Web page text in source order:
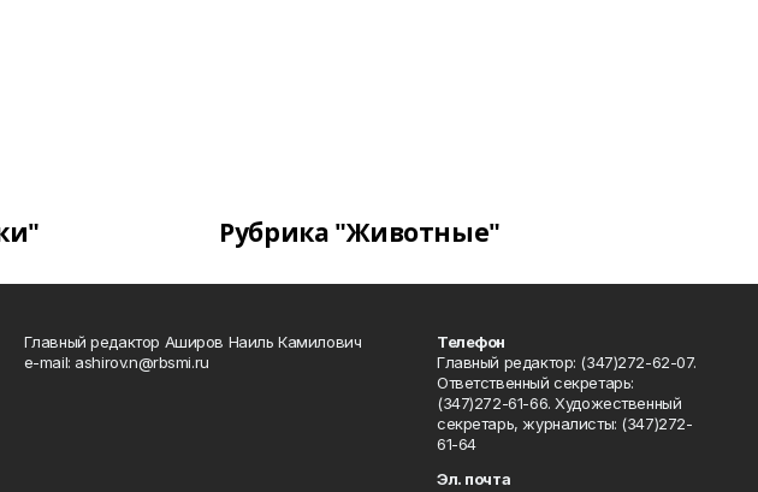
Рубрика "Животные"
Главный редактор Аширов Наиль Камилович
e-mail: ashirov.n@rbsmi.ru
Телефон
Главный редактор: (347)272-62-07.
Ответственный секретарь:
(347)272-61-66. Художественный
секретарь, журналисты: (347)272-
61-64
Эл. почта